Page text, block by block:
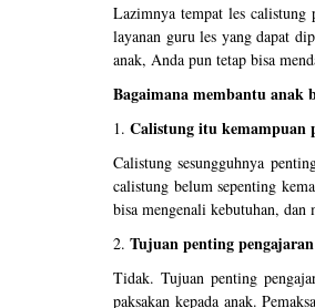
Lazimnya tempat les calistung
layanan guru les yang dapat
anak, Anda pun tetap bisa
Bagaimana membantu anak
1. Calistung itu
Calistung sesungguhnya
calistung belum sepenting
bisa mengenali kebutuhan,
2. Tujuan penting
Tidak. Tujuan penting
paksakan kepada anak.